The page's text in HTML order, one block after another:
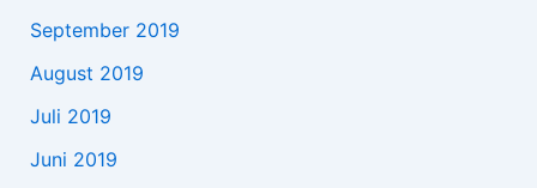
September 2019
August 2019
Juli 2019
Juni 2019